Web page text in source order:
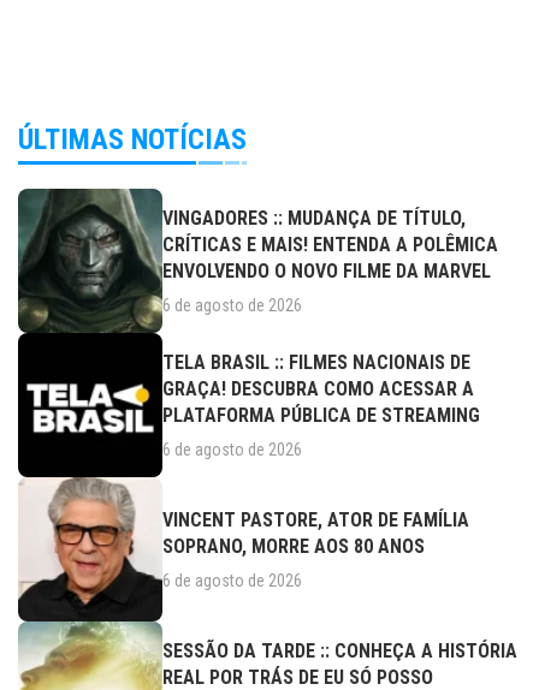
ÚLTIMAS NOTÍCIAS
VINGADORES :: MUDANÇA DE TÍTULO,
CRÍTICAS E MAIS! ENTENDA A POLÊMICA
ENVOLVENDO O NOVO FILME DA MARVEL
6 de agosto de 2026
TELA BRASIL :: FILMES NACIONAIS DE
GRAÇA! DESCUBRA COMO ACESSAR A
PLATAFORMA PÚBLICA DE STREAMING
6 de agosto de 2026
VINCENT PASTORE, ATOR DE FAMÍLIA
SOPRANO, MORRE AOS 80 ANOS
6 de agosto de 2026
SESSÃO DA TARDE :: CONHEÇA A HISTÓRIA
REAL POR TRÁS DE EU SÓ POSSO